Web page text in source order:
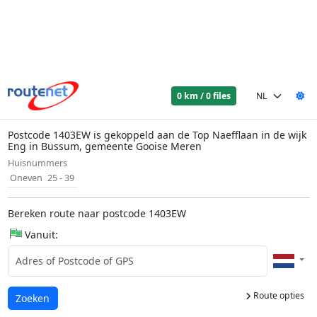
0 km / 0 files
Postcode 1403EW is gekoppeld aan de Top Naefflaan in de wijk
Eng in Bussum, gemeente Gooise Meren
Huisnummers
Oneven 25 - 39
Bereken route naar postcode 1403EW
Vanuit:
Route opties
Laden...
Zoeken